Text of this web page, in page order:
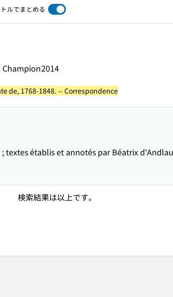
ルでまとめる
Champion2014
de, 1768-1848. -- Correspondence
textes établis et annotés par Béatrix
検索結果は以上です。